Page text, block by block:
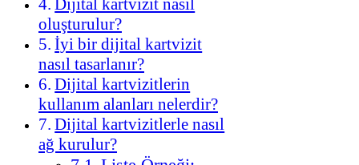
Dijital kartvizit nasıl
oluşturulur?
İyi bir dijital kartvizit
nasıl tasarlanır?
Dijital kartvizitlerin
kullanım alanları nelerdir?
Dijital kartvizitlerle nasıl
ağ kurulur?